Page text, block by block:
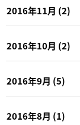
2016年11月 (2)
2016年10月 (2)
2016年9月 (5)
2016年8月 (1)